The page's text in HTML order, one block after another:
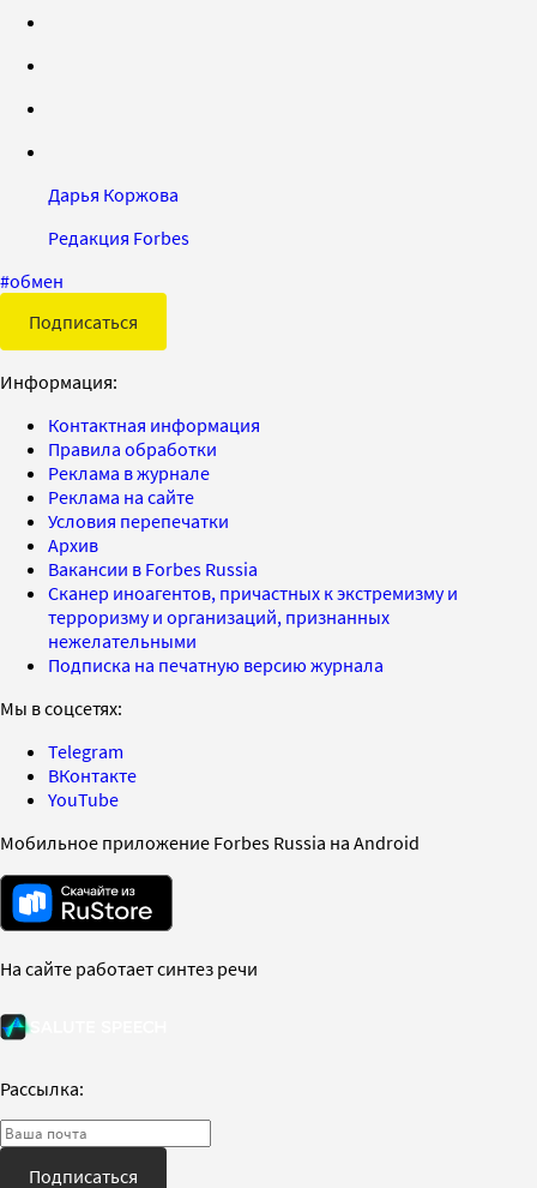
Дарья Коржова
Редакция Forbes
#обмен
Подписаться
Информация:
Контактная информация
Правила обработки
Реклама в журнале
Реклама на сайте
Условия перепечатки
Архив
Вакансии в Forbes Russia
Сканер иноагентов, причастных к экстремизму и
терроризму и организаций, признанных
нежелательными
Подписка на печатную версию журнала
Мы в соцсетях:
Telegram
ВКонтакте
YouTube
Мобильное приложение Forbes Russia на Android
На сайте работает синтез речи
Рассылка:
Подписаться